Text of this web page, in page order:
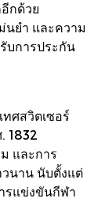
กด้วย
ยำ และความ
บการประกัน
ศสวิตเซอร์
1832
และการ
นาน นับตั้งแต่
รแข่งขันกีฬา